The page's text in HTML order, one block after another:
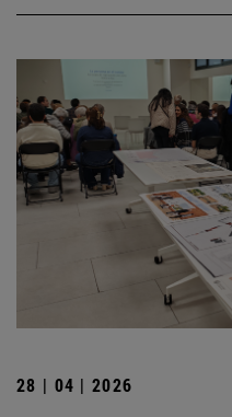
28 | 04 | 2026